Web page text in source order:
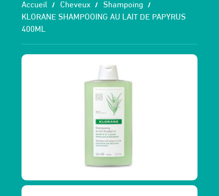
Accueil Cheveux
Shampoing
KLORANE SHAMPOOING AU LAIT DE PAPYRUS
400ML